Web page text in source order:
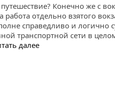
Конечно же с
отдельно взятого
справедливо и логично
транспортной сети в
далее